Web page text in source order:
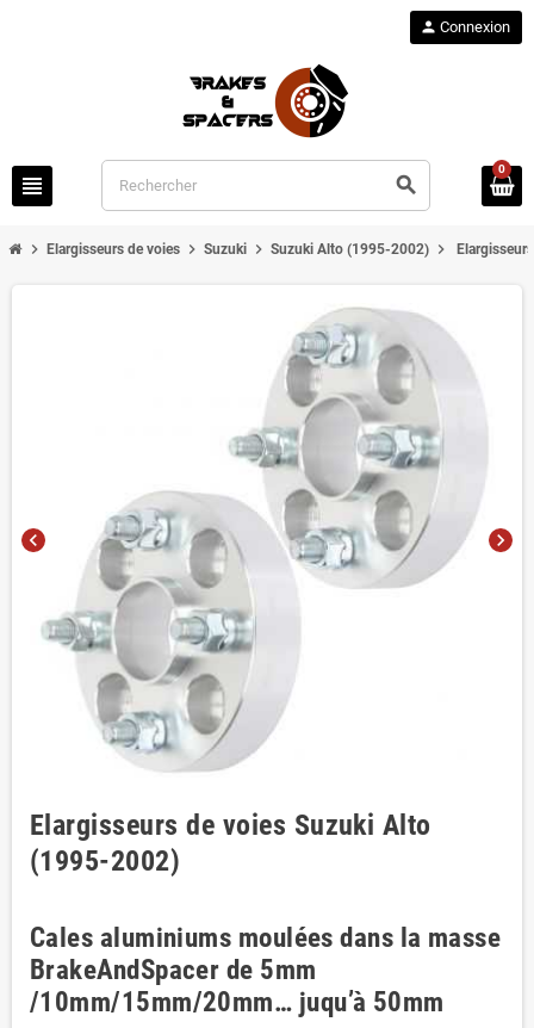
view_headline search
person Connexion
0
chevron_right Elargisseurs de voies chevron_right Suzuki chevron_right Suzuki Alto (1995-2002) chevron_right
chevron_left chevron_right
Elargisseurs de voies Suzuki Alto
(1995-2002)
Cales aluminiums moulées dans la masse
BrakeAndSpacer de 5mm
/10mm/15mm/20mm… juqu’à 50mm